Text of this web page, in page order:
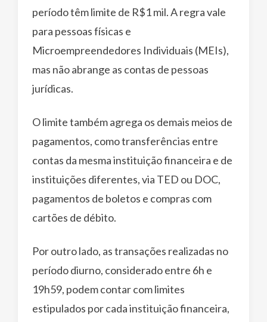
período têm limite de R$1 mil. A regra vale
para pessoas físicas e
Microempreendedores Individuais (MEIs),
mas não abrange as contas de pessoas
jurídicas.
O limite também agrega os demais meios de
pagamentos, como transferências entre
contas da mesma instituição financeira e de
instituições diferentes, via TED ou DOC,
pagamentos de boletos e compras com
cartões de débito.
Por outro lado, as transações realizadas no
período diurno, considerado entre 6h e
19h59, podem contar com limites
estipulados por cada instituição financeira,